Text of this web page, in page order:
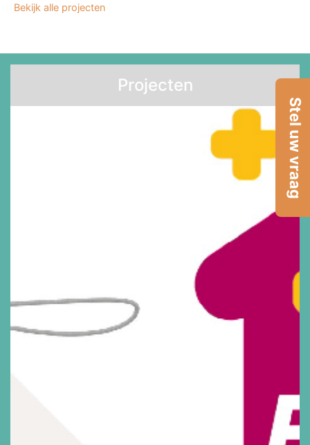
Stel uw vraag
Bekijk alle projecten
Projecten